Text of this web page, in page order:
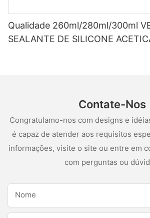
Qualidade 260ml/280ml/300ml
SEALANTE DE SILICONE
Contate-Nos
Congratulamo-nos com designs e
é capaz de atender aos requisitos
informações, visite o site ou entre em
com perguntas ou
Nome